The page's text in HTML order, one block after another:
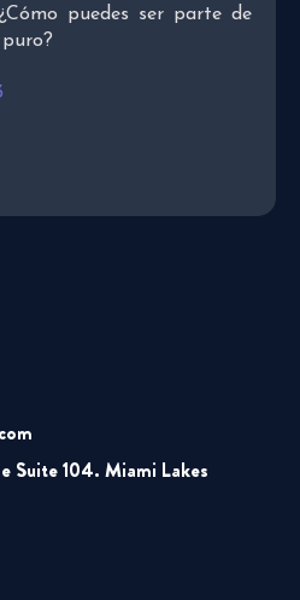
puedes ser parte de
Suite 104. Miami Lakes